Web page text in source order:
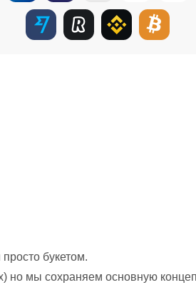
букетом.
но мы сохраняем основную